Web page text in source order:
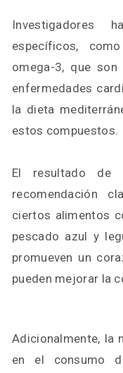
Investigadores
específicos,
omega-3, que
enfermedades
la dieta
estos compuestos.
El resultado de
recomendación
ciertos alimentos
pescado azul y
promueven un
pueden mejorar la
Adicionalmente, la
en el consumo